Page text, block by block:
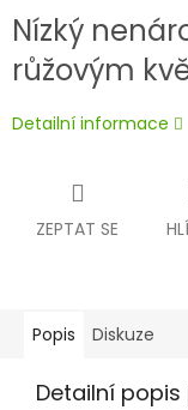
Nízký
růžovým
Detailní informace
ZEPTAT SE
Popis Diskuze
Detailní